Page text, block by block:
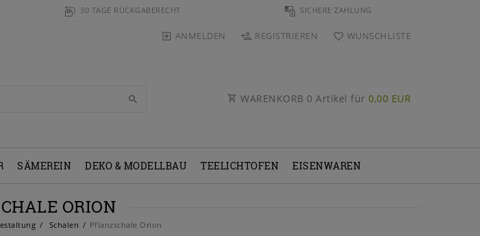
30 TAGE RÜCKGABERECHT SICHERE ZAHLUNG
ANMELDEN REGISTRIEREN WUNSCHLISTE
WARENKORB 0 Artikel für 0,00 EUR
SÄMEREIN DEKO & MODELLBAU TEELICHTOFEN EISENWAREN
ORION
Schalen Pflanzschale Orion